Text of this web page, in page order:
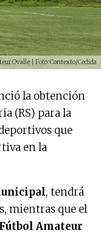
Ovalle | Foto: Contexto/Cedida
la obtención
(RS) para la
que
en la
, tendrá
mientras que el
Amateur